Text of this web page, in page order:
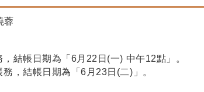
：
蓉
結帳日期為「6月22日(一) 中午12點」。
，結帳日期為「6月23日(二)」。